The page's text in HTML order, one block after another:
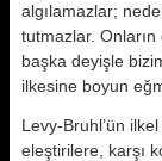
algılamazlar;
tutmazlar.
başka deyişle
ilkesine boyun
Levy-Bruhl’ün
eleştirilere, karşı